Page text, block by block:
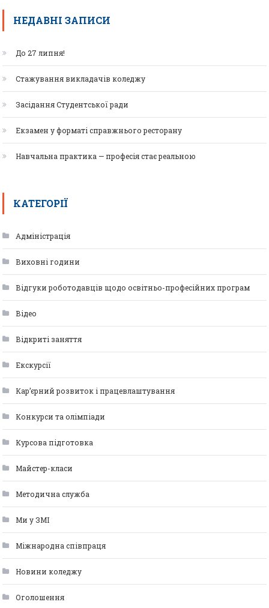
НЕДАВНІ ЗАПИСИ
До 27 липня!
Стажування викладачів коледжу
Засідання Студентської ради
Екзамен у форматі справжнього ресторану
Навчальна практика — професія стає реальною
КАТЕГОРІЇ
Адміністрація
Виховні години
Відгуки роботодавців щодо освітньо-професійних програм
Відео
Відкриті заняття
Екскурсії
Кар’єрний розвиток і працевлаштування
Конкурси та олімпіади
Курсова підготовка
Майстер-класи
Методична служба
Ми у ЗМІ
Міжнародна співпраця
Новини коледжу
Оголошення